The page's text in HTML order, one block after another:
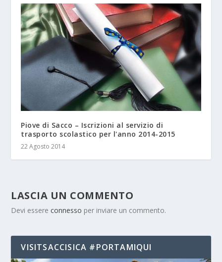
Piove di Sacco – Iscrizioni al servizio di
trasporto scolastico per l'anno 2014-2015
22 Agosto 2014
LASCIA UN COMMENTO
Devi essereconnesso per inviare un commento.
VISITSACCISICA #PORTAMIQUI